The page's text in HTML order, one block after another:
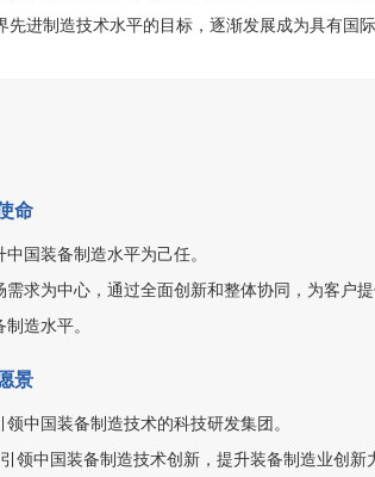
先进制造技术水平的目标，逐渐发展成为具有国
命
中国装备制造水平为己任。
需求为中心，通过全面创新和整体协同，为客户
造水平。
景
领中国装备制造技术的科技研发集团。
领中国装备制造技术创新，提升装备制造业创